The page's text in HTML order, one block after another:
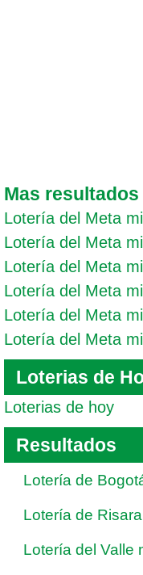
Mas resultados
Lotería del Meta
Lotería del Meta
Lotería del Meta
Lotería del Meta
Lotería del Meta
Lotería del Meta
Loterias de
Loterias de hoy
Resultados
Lotería de
Lotería de
Lotería del Valle